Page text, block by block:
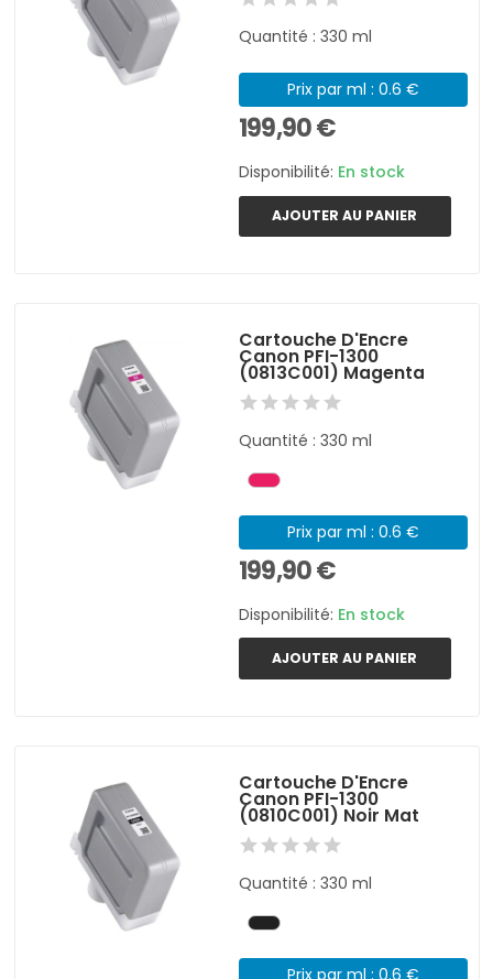
Quantité : 330 ml
Prix par ml : 0.6 €
199,90 €
Disponibilité: En stock
AJOUTER AU PANIER
Cartouche D'Encre
Canon PFI-1300
(0813C001) Magenta
Quantité : 330 ml
Prix par ml : 0.6 €
199,90 €
Disponibilité: En stock
AJOUTER AU PANIER
Cartouche D'Encre
Canon PFI-1300
(0810C001) Noir Mat
Quantité : 330 ml
Prix par ml : 0.6 €